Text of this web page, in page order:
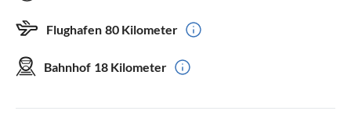
Flughafen 80 Kilometer
Bahnhof 18 Kilometer